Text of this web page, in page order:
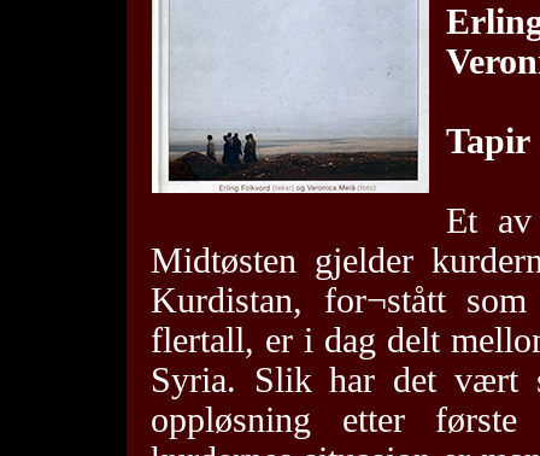
Tapir
Et av
Midtøsten gjelder
Kurdistan, for¬stått
flertall, er i dag delt
Syria. Slik har det vært
oppløsning etter første